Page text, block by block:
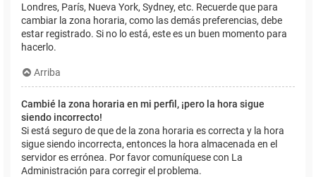
Londres, París, Nueva York, Sydney, etc. Recuerde que para
cambiar la zona horaria, como las demás preferencias, debe
estar registrado. Si no lo está, este es un buen momento para
hacerlo.
Arriba
Cambié la zona horaria en mi perfil, ¡pero la hora sigue
siendo incorrecto!
Si está seguro de que de la zona horaria es correcta y la hora
sigue siendo incorrecta, entonces la hora almacenada en el
servidor es errónea. Por favor comuníquese con La
Administración para corregir el problema.